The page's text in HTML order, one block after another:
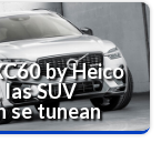
by Heico
SUV
se tunean